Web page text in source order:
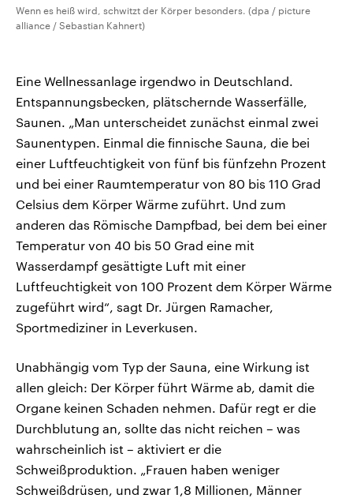
Wenn es heiß wird, schwitzt der Körper besonders. (dpa / picture
alliance / Sebastian Kahnert)
Eine Wellnessanlage irgendwo in Deutschland.
Entspannungsbecken, plätschernde Wasserfälle,
Saunen. „Man unterscheidet zunächst einmal zwei
Saunentypen. Einmal die finnische Sauna, die bei
einer Luftfeuchtigkeit von fünf bis fünfzehn Prozent
und bei einer Raumtemperatur von 80 bis 110 Grad
Celsius dem Körper Wärme zuführt. Und zum
anderen das Römische Dampfbad, bei dem bei einer
Temperatur von 40 bis 50 Grad eine mit
Wasserdampf gesättigte Luft mit einer
Luftfeuchtigkeit von 100 Prozent dem Körper Wärme
zugeführt wird“, sagt Dr. Jürgen Ramacher,
Sportmediziner in Leverkusen.
Unabhängig vom Typ der Sauna, eine Wirkung ist
allen gleich: Der Körper führt Wärme ab, damit die
Organe keinen Schaden nehmen. Dafür regt er die
Durchblutung an, sollte das nicht reichen – was
wahrscheinlich ist – aktiviert er die
Schweißproduktion. „Frauen haben weniger
Schweißdrüsen, und zwar 1,8 Millionen, Männer